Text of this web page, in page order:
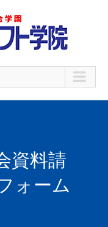
資料請
ォーム